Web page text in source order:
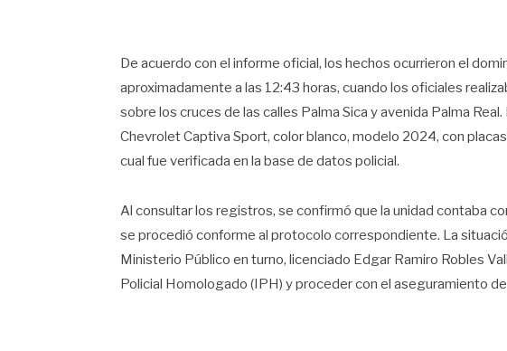
De acuerdo con el informe oficial, los hechos ocurrieron el
aproximadamente a las 12:43 horas, cuando los oficiales
sobre los cruces de las calles Palma Sica y avenida Palma
Chevrolet Captiva Sport, color blanco, modelo 2024, con
cual fue verificada en la base de datos policial.
Al consultar los registros, se confirmó que la unidad contaba
se procedió conforme al protocolo correspondiente. La
Ministerio Público en turno, licenciado Edgar Ramiro Robles
Policial Homologado (IPH) y proceder con el aseguramiento